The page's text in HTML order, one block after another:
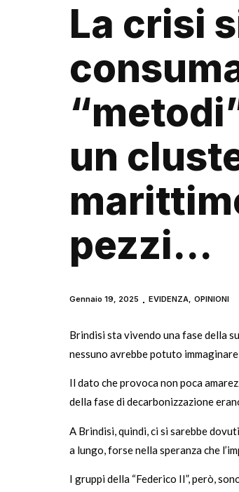
La crisi
un
pezzi…
Gennaio 19, 2025 EVIDENZA,OPINIONI
Brindisi sta vivendo una fase della
nessuno avrebbe potuto
Il dato che provoca non poca
della fase di decarbonizzazione
A Brindisi, quindi, ci si sarebbe
a lungo, forse nella speranza che
I gruppi della “Federico II”, però,